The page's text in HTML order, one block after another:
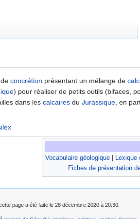
concrétion présentant un mélange de
) pour réaliser de petits outils (bifaces,
dans les calcaires du Jurassique, en
Vocabulaire géologique
Lexique
Fiches de présentation
page a été faite le 28 décembre 2020 à 20:30.